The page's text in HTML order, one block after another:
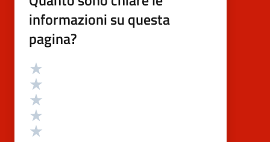
informazioni su questa
pagina?
Valutazione